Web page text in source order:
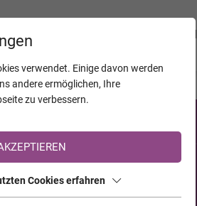
TrauerHilfe.it registriert?
Registrierung <<
verwendet. Einige davon werden
andere ermöglichen, Ihre
zu verbessern.
Cookies erfahren
UNTERNEHMEN